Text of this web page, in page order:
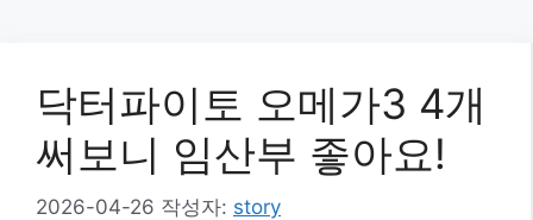
닥터파이토 오메가3 4개
써보니 임산부 좋아요!
2026-04-26 작성자: story